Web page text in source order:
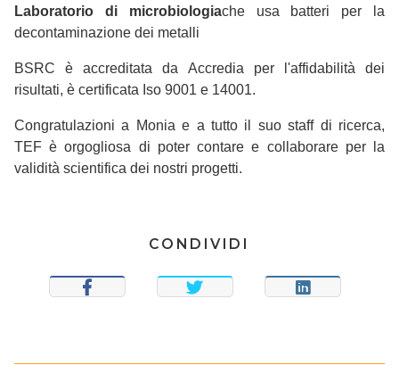
Laboratorio di microbiologiache usa batteri per la
decontaminazione dei metalli
BSRC è accreditata da Accredia per l'affidabilità dei
risultati, è certificata Iso 9001 e 14001.
Congratulazioni a Monia e a tutto il suo staff di ricerca,
TEF è orgogliosa di poter contare e collaborare per la
validità scientifica dei nostri progetti.
CONDIVIDI
CONDIVIDI TWEET CONDIVIDI